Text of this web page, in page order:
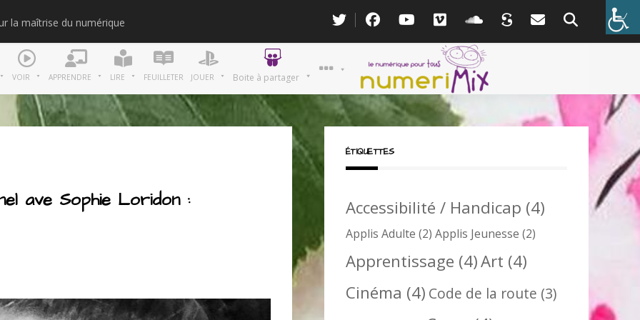
la maîtrise du numérique
VOIR APPRENDRE LIRE FEUILLETER JOUER Boite à partager
ave Sophie Loridon :
ÉTIQUETTES
Accessibilité / Handicap (4)
Applis Adulte (2) Applis Jeunesse (2)
Apprentissage (4)Art (4)
Cinéma (4) Code de la route (3)